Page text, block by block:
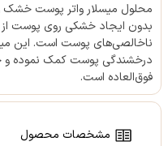
محلول میسلار واتر پوست خشک
بدون ایجاد خشکی روی پوست از
ناخالصی‌های پوست است. این
درخشندگی پوست کمک نموده و
فوق‌العاده است.
مشخصات محصول